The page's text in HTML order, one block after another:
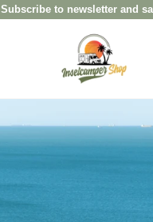
Subscribe to newsletter and